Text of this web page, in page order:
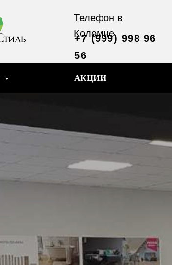
Телефон в
Коломне
+7 (999) 998 96
56
АКЦИИ